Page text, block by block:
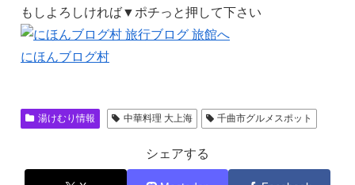
もしよろしければ▼ポチっと押して下さい
にほんブログ村
湯けむり情報 中華料理 大上海 千曲市グルメスポット
シェアする